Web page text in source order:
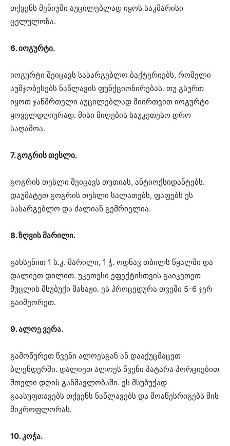
თქვენს მენიუში აუცილებლად იყოს საკმარისი
ცელულოზა.
6. იოგურტი.
იოგურტი შეიცავს სასარგებლო ბაქტერიებს, რომელი
აუმჯობესებს ნაწლავის ფუნქციონირებას. თუ გსურთ
იყოთ ჯანმრთელი აუცილებლად მიირთვით იოგურტი
ყოველდღიურად. მისი მიღების საუკეთესო დრო
საღამოა.
7. გოგრის თესლი.
გოგრის თესლი შეიცავს თუთიას, ანტიოქსიდანტებს.
დაუმატეთ გოგრის თესლი სალათებს, ფაფებს ეს
სასარგებლო და ძალიან გემრიელია.
8. ზღვის მარილი.
გახსენით 1 ს.კ. მარილი, 1 ჭ. ოდნავ თბილს წყალში და
დალიეთ დილით. უკეთესი ეფექტისთვის გაიკეთეთ
მუცლის მსუბუქი მასაჟი. ეს პროცედურა თვეში 5-6 ჯერ
გაიმეორეთ.
9. ალოე ვერა.
გამოწურეთ წვენი ალოესგან ან დააქუცმაცეთ
ბლენდერში. დალიეთ ალოეს წვენი პატარა პორციებით
მთელი დღის განმავლობაში. ეს მსუბუქად
გაასუფთავებს თქვენს ნაწლავებს და მოაწესრიგებს მის
მიკროფლორას.
10. კოჭა.